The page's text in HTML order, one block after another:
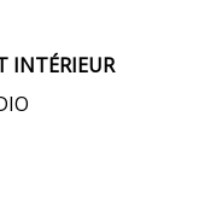
INTÉRIEUR